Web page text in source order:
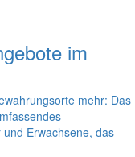
im
mehr: Das
Erwachsene, das